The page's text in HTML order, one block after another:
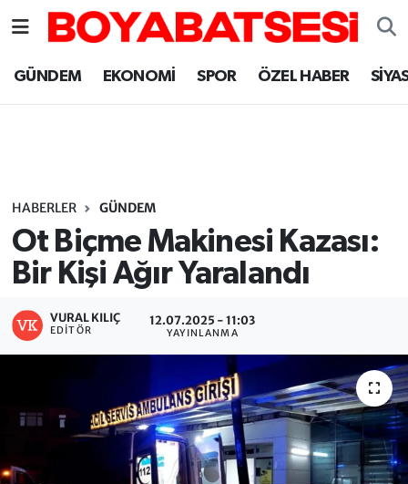
GÜNDEM EKONOMİ SPOR ÖZEL HABER
HABERLER GÜNDEM
Ot Biçme Makinesi Kazası:
Bir Kişi Ağır Yaralandı
VURAL KILIÇ
EDITÖR
12.07.2025 - 11:03
YAYINLANMA
Sinop Nöbetçi Eczaneler
Sinop Trafik Yoğunluk Haritası
Süper Lig Puan Durumu ve Fikstür